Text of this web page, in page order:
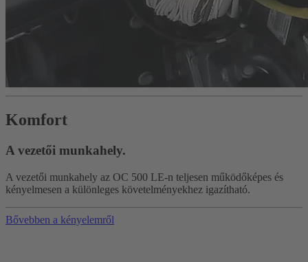
Komfort
A vezetői munkahely.
A vezetői munkahely az OC 500 LE-n teljesen működőképes és
kényelmesen a különleges követelményekhez igazítható.
Bővebben a kényelemről